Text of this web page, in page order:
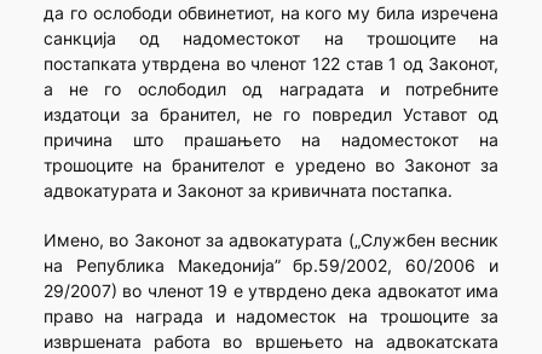
да го ослободи обвинетиот, на кого му била изречена
санкција од надоместокот на трошоците на
постапката утврдена во членот 122 став 1 од Законот,
а не го ослободил од наградата и пот­ребните
издатоци за бранител, не го повредил Уставот од
причина што прашањето на надоместокот на
трошоците на бранителот е уре­дено во Законот за
адвокатурата и Законот за кривичната постапка.
Имено, во Законот за адвокатурата („Службен весник
на Република Македонија” бр.59/2002, 60/2006 и
29/2007) во членот 19 е утврдено дека адвокатот има
право на награда и надоместок на трошоците за
извршената работа во вршењето на адвокатската